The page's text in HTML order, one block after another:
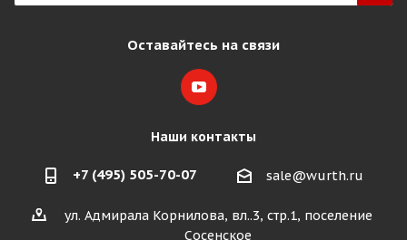
Оставайтесь на связи
Наши контакты
+7 (495) 505-70-07 sale@wurth.ru
ул. Адмирала Корнилова, вл..3, стр.1, поселение
Сосенское